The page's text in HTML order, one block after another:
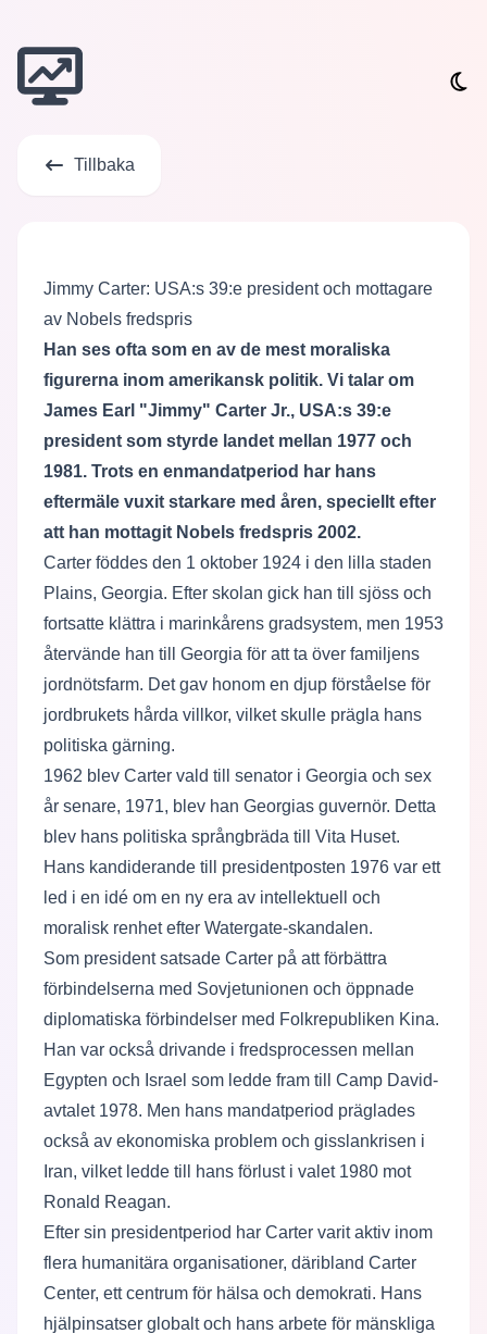
Tillbaka
Jimmy Carter: USA:s 39:e president och mottagare
av Nobels fredspris
Han ses ofta som en av de mest moraliska
figurerna inom amerikansk politik. Vi talar om
James Earl "Jimmy" Carter Jr., USA:s 39:e
president som styrde landet mellan 1977 och
1981. Trots en enmandatperiod har hans
eftermäle vuxit starkare med åren, speciellt efter
att han mottagit Nobels fredspris 2002.
Carter föddes den 1 oktober 1924 i den lilla staden
Plains, Georgia. Efter skolan gick han till sjöss och
fortsatte klättra i marinkårens gradsystem, men 1953
återvände han till Georgia för att ta över familjens
jordnötsfarm. Det gav honom en djup förståelse för
jordbrukets hårda villkor, vilket skulle prägla hans
politiska gärning.
1962 blev Carter vald till senator i Georgia och sex
år senare, 1971, blev han Georgias guvernör. Detta
blev hans politiska språngbräda till Vita Huset.
Hans kandiderande till presidentposten 1976 var ett
led i en idé om en ny era av intellektuell och
moralisk renhet efter Watergate-skandalen.
Som president satsade Carter på att förbättra
förbindelserna med Sovjetunionen och öppnade
diplomatiska förbindelser med Folkrepubliken Kina.
Han var också drivande i fredsprocessen mellan
Egypten och Israel som ledde fram till Camp David-
avtalet 1978. Men hans mandatperiod präglades
också av ekonomiska problem och gisslankrisen i
Iran, vilket ledde till hans förlust i valet 1980 mot
Ronald Reagan.
Efter sin presidentperiod har Carter varit aktiv inom
flera humanitära organisationer, däribland Carter
Center, ett centrum för hälsa och demokrati. Hans
hjälpinsatser globalt och hans arbete för mänskliga